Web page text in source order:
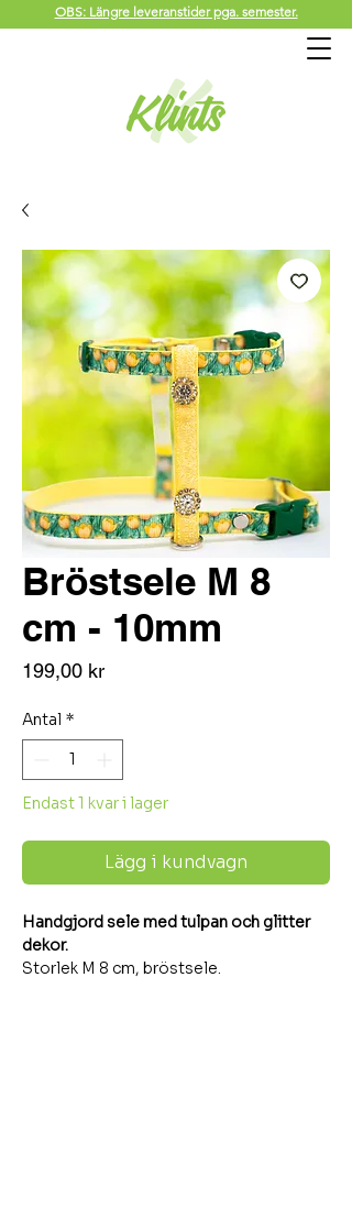
OBS: Längre leveranstider pga. semester.
Bröstsele M 8
cm - 10mm
199,00 krPris
Antal *
Endast 1 kvar i lager
Lägg i kundvagn
Handgjord sele med tulpan och glitter
dekor.
Storlek M 8 cm, bröstsele.